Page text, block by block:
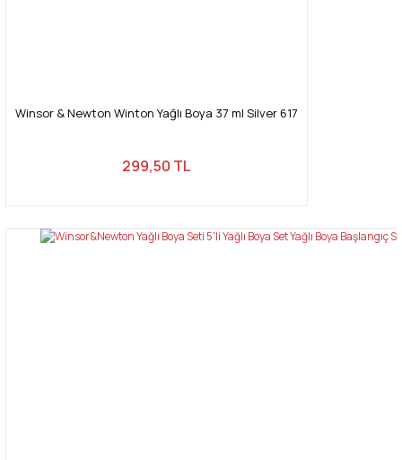
Winsor & Newton Winton Yağlı Boya 37 ml Silver 617
299,50 TL